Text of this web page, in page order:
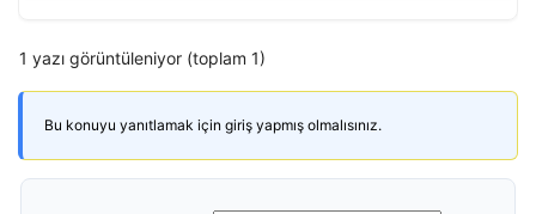
1 yazı görüntüleniyor (toplam 1)
Bu konuyu yanıtlamak için giriş yapmış olmalısınız.